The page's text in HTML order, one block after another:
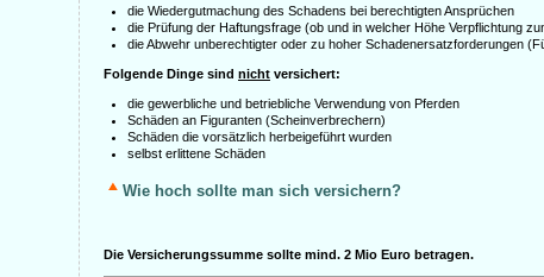
die Wiedergutmachung des Schadens bei berechtigten Ansprüchen
die Prüfung der Haftungsfrage (ob und in welcher Höhe Verpflichtung
die Abwehr unberechtigter oder zu hoher Schadenersatzforderungen
Folgende Dinge sind nicht versichert:
die gewerbliche und betriebliche Verwendung von Pferden
Schäden an Figuranten (Scheinverbrechern)
Schäden die vorsätzlich herbeigeführt wurden
selbst erlittene Schäden
Wie hoch sollte man sich versichern?
Die Versicherungssumme sollte mind. 2 Mio Euro betragen.